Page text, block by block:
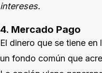
intereses.
4. Mercado Pago
El dinero que se tiene
un fondo común que